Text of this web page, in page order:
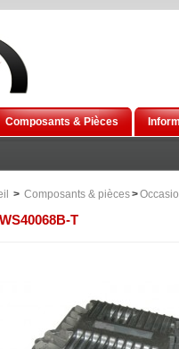
Composants & Pièces
> Composants & pièces>
T